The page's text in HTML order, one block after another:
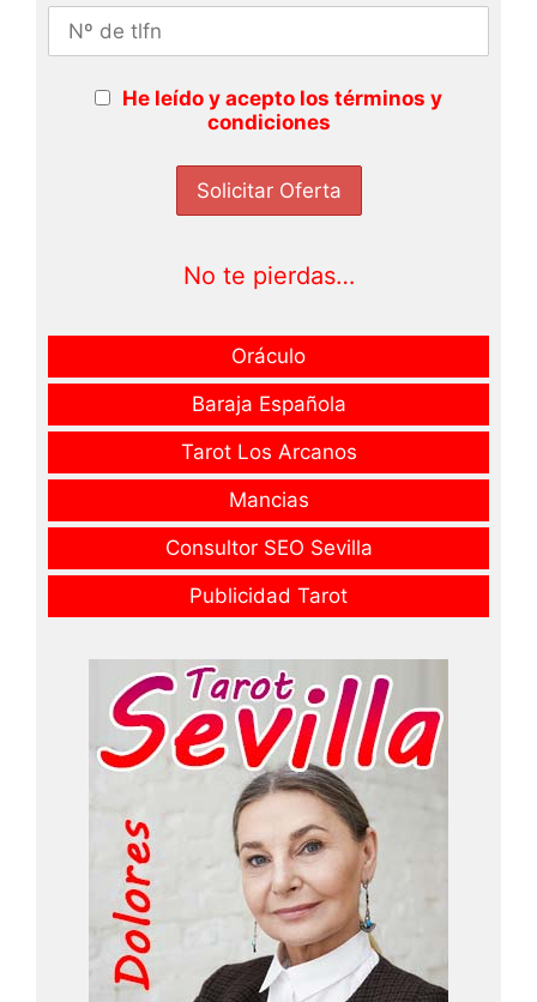
He leído y acepto los términos y
condiciones
No te pierdas…
Oráculo
Baraja Española
Tarot Los Arcanos
Mancias
Consultor SEO Sevilla
Publicidad Tarot